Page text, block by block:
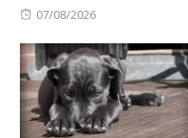
Posted
07/08/2026